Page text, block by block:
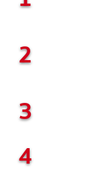
2
3
4